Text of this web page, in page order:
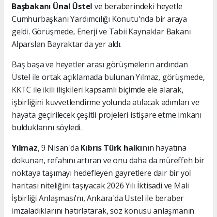
Başbakanı Ünal Üstel ve beraberindeki heyetle
Cumhurbaşkanı Yardımcılığı Konutu'nda bir araya
geldi. Görüşmede, Enerji ve Tabii Kaynaklar Bakanı
Alparslan Bayraktar da yer aldı.
Baş başa ve heyetler arası görüşmelerin ardından
Üstel ile ortak açıklamada bulunan Yılmaz, görüşmede,
KKTC ile ikili ilişkileri kapsamlı biçimde ele alarak,
işbirliğini kuvvetlendirme yolunda atılacak adımları ve
hayata geçirilecek çeşitli projeleri istişare etme imkanı
bulduklarını söyledi.
Yılmaz, 9 Nisan'da Kıbrıs Türk halkının hayatına
dokunan, refahını artıran ve onu daha da müreffeh bir
noktaya taşımayı hedefleyen gayretlere dair bir yol
haritası niteliğini taşıyacak 2026 Yılı İktisadi ve Mali
İşbirliği Anlaşması'nı, Ankara'da Üstel ile beraber
imzaladıklarını hatırlatarak, söz konusu anlaşmanın